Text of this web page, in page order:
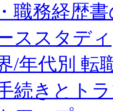
職務経歴
ススタディ
/年代別 転
続きとト